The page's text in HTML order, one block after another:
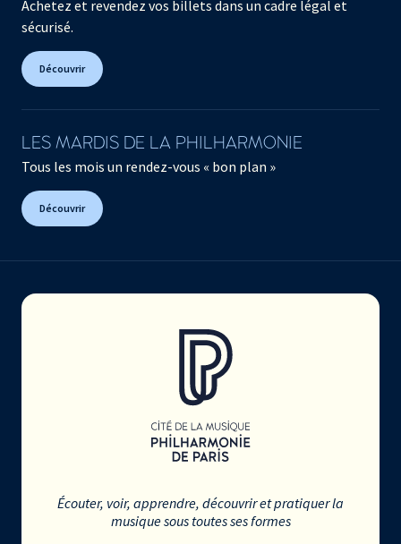
Achetez et revendez vos billets dans un cadre légal et
sécurisé.
Découvrir
LES MARDIS DE LA PHILHARMONIE
Tous les mois un rendez-vous « bon plan »
Découvrir
Écouter, voir, apprendre, découvrir et pratiquer la
musique sous toutes ses formes